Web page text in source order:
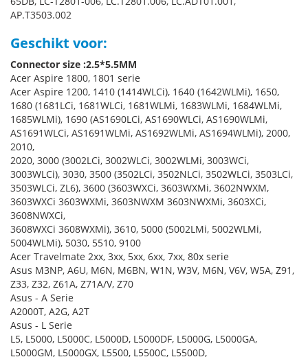
AP.T3503.002
Geschikt voor:
Connector size :2.5*5.5MM
Acer Aspire 1800, 1801 serie
Acer Aspire 1200, 1410 (1414WLCi), 1640 (1642WLMi), 1650,
1680 (1681LCi, 1681WLCi, 1681WLMi, 1683WLMi, 1684WLMi,
1685WLMi), 1690 (AS1690LCi, AS1690WLCi, AS1690WLMi,
AS1691WLCi, AS1691WLMi, AS1692WLMi, AS1694WLMi), 2000,
2010,
2020, 3000 (3002LCi, 3002WLCi, 3002WLMi, 3003WCi,
3003WLCi), 3030, 3500 (3502LCi, 3502NLCi, 3502WLCi, 3503LCi,
3503WLCi, ZL6), 3600 (3603WXCi, 3603WXMi, 3602NWXM,
3603WXCi 3603WXMi, 3603NWXM 3603NWXMi, 3603XCi,
3608NWXCi,
3608WXCi 3608WXMi), 3610, 5000 (5002LMi, 5002WLMi,
5004WLMi), 5030, 5510, 9100
Acer Travelmate 2xx, 3xx, 5xx, 6xx, 7xx, 80x serie
Asus M3NP, A6U, M6N, M6BN, W1N, W3V, M6N, V6V, W5A, Z91,
Z33, Z32, Z61A, Z71A/V, Z70
Asus - A Serie
A2000T, A2G, A2T
Asus - L Serie
L5, L5000, L5000C, L5000D, L5000DF, L5000G, L5000GA,
L5000GM, L5000GX, L5500, L5500C, L5500D,